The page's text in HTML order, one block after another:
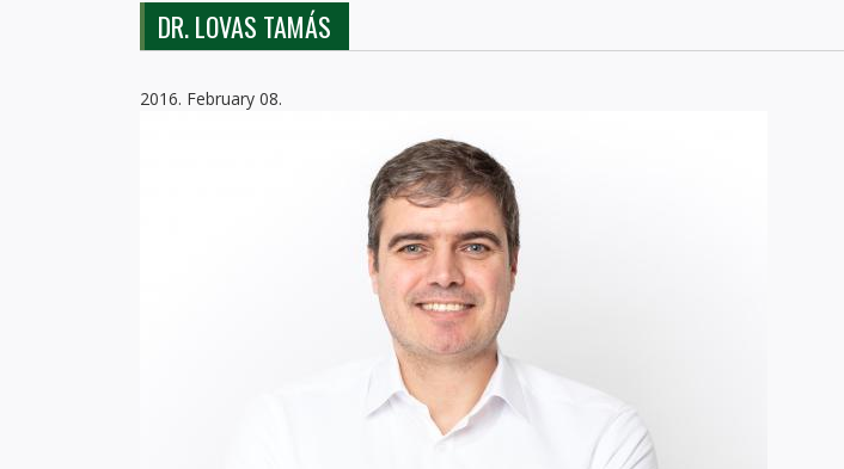
DR. LOVAS TAMÁS
2016. February 08.